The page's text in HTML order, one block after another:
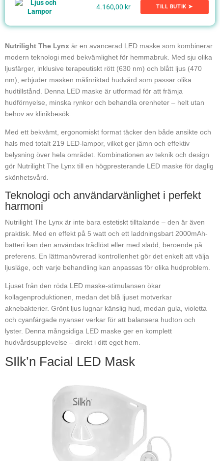
4.160,00 kr TILL BUTIK ➤
Nutrilight The Lynx är en avancerad LED maske som kombinerar
modern teknologi med bekvämlighet för hemmabruk. Med sju olika
ljusfärger, inklusive terapeutiskt rött (630 nm) och blått ljus (470
nm), erbjuder masken målinriktad hudvård som passar olika
hudtillstånd. Denna LED maske är utformad för att främja
hudförnyelse, minska rynkor och behandla orenheter – helt utan
behov av klinikbesök.
Med ett bekvämt, ergonomiskt format täcker den både ansikte och
hals med totalt 219 LED-lampor, vilket ger jämn och effektiv
belysning över hela området. Kombinationen av teknik och design
gör Nutrilight The Lynx till en högpresterande LED maske för daglig
skönhetsvård.
Teknologi och användarvänlighet i perfekt
harmoni
Nutrilight The Lynx är inte bara estetiskt tilltalande – den är även
praktisk. Med en effekt på 5 watt och ett laddningsbart 2000mAh-
batteri kan den användas trådlöst eller med sladd, beroende på
preferens. En lättmanövrerad kontrollenhet gör det enkelt att välja
ljusläge, och varje behandling kan anpassas för olika hudproblem.
Ljuset från den röda LED maske-stimulansen ökar
kollagenproduktionen, medan det blå ljuset motverkar
aknebakterier. Grönt ljus lugnar känslig hud, medan gula, violetta
och cyanfärgade nyanser verkar för att balansera hudton och
lyster. Denna mångsidiga LED maske ger en komplett
hudvårdsupplevelse – direkt i ditt eget hem.
SIlk’n Facial LED Mask